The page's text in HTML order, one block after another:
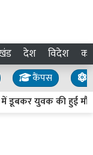
देश विदेश
कैंपस
युवक की हुई मौत,